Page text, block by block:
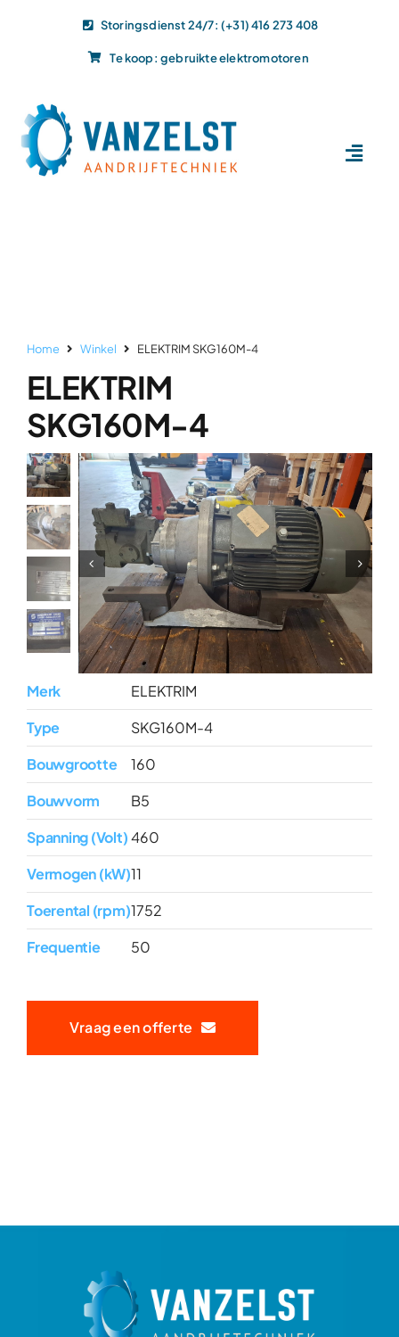
Storingsdienst 24/7: (+31) 416 273 408
Te koop: gebruikte elektromotoren
Projecten
Over ons
Home Winkel ELEKTRIM SKG160M-4
ELEKTRIM
SKG160M-4
Merk
ELEKTRIM
Type
SKG160M-4
Bouwgrootte
160
Bouwvorm
B5
Spanning (Volt)460
Vermogen (kW)11
Toerental (rpm)1752
Frequentie
50
Vraag een offerte